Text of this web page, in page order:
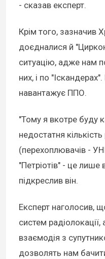
- сказав експерт.
Крім того, зазначив
доєдналися й
ситуацію, адже нам
них, і по
навантажує ППО.
"Тому я вкотре буду
недостатня
(перехоплювачів -
"Петріотів" - це лише
підкреслив він.
Експерт наголосив,
систем
взаємодія з
дозволять нам